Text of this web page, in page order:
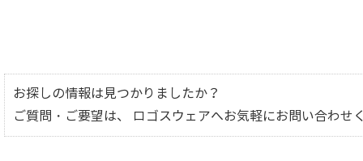
お探しの情報は見つかりましたか？
ご質問・ご要望は、 ロゴスウェアへお気軽にお問い合わせ